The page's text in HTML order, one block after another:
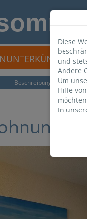
Diese
und
Andere
Um
Hilfe
In
Beschreibung